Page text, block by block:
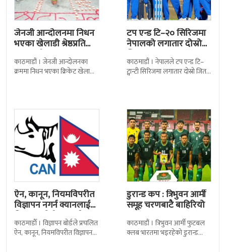
जेनजी आन्दोलनमा निधन
भएका खेलाडी श्रेष्ठप्रति
श्रद्धाञ्जली
काठमाडौं । जेनजी आन्दोलनका
क्रममा निधन भएका क्रिकेट खेलाडी
टप एन्ड टि–२० सिरिजमा
नेपालको लगातार दोस्रो
जित
काठमाडौं । नेपालले टप एन्ड टि–
ट्वान्टी सिरिजमा लगातार दोस्रो जित
ऐन, कानून, नियमविपरीत
विज्ञापन नगर्न क्यानलाई
विज्ञापन बोर्डद्वारा सचेत
काठमाडाैँ । विज्ञापन बोर्डले प्रचलित
ऐन, कानून, नियमविपरीत विज्ञापन
डुरान्ड कप : त्रिभुवन आर्मी
समूह चरणबाटै बाहिरियो
काठमाडौं । त्रिभुवन आर्मी फुटबल
क्लब भारतमा भइरहेको डुरान्ड